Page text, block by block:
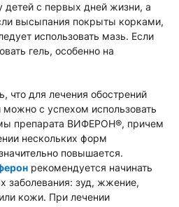
детей с первых дней жизни, а
высыпания покрыты корками,
использовать мазь. Если
гель, особенно на
что для лечения обострений
можно с успехом использовать
препарата ВИФЕРОН®, причем
нескольких форм
повышается.
рекомендуется начинать
заболевания: зуд, жжение,
кожи. При лечении